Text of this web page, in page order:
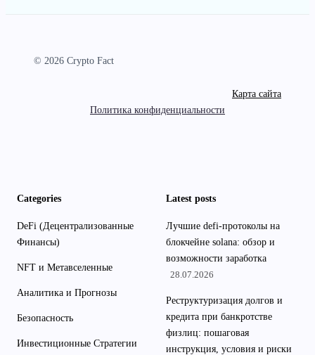
© 2026 Crypto Fact
Карта сайта
Политика конфиденциальности
Categories
DeFi (Децентрализованные
Финансы)
NFT и Метавселенные
Аналитика и Прогнозы
Безопасность
Инвестиционные Стратегии
Latest posts
Лучшие defi-протоколы на
блокчейне solana: обзор и
возможности заработка
28.07.2026
Реструктуризация долгов и
кредита при банкротстве
физлиц: пошаговая
инструкция, условия и риски